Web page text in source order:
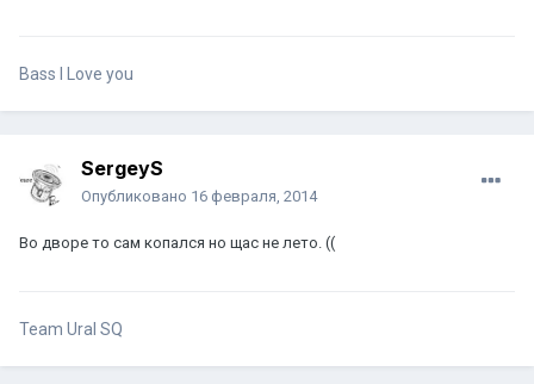
Bass I Love you
SergeyS
Опубликовано 16 февраля, 2014
Во дворе то сам копался но щас не лето. ((
Team Ural SQ